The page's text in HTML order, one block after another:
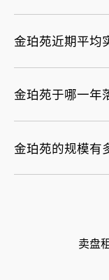
金珀苑近期平均
金珀苑于哪一年
金珀苑的规模有
卖盘